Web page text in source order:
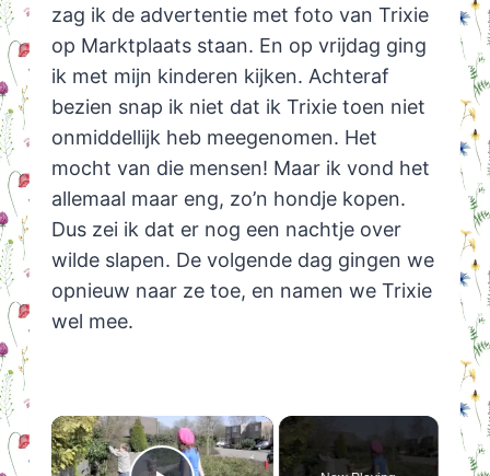
zag ik de advertentie met foto van Trixie
op Marktplaats staan. En op vrijdag ging
ik met mijn kinderen kijken. Achteraf
bezien snap ik niet dat ik Trixie toen niet
onmiddellijk heb meegenomen. Het
mocht van die mensen! Maar ik vond het
allemaal maar eng, zo’n hondje kopen.
Dus zei ik dat er nog een nachtje over
wilde slapen. De volgende dag gingen we
opnieuw naar ze toe, en namen we Trixie
wel mee.
×